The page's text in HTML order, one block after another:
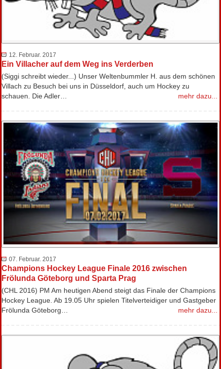
12. Februar. 2017
Ein Villacher auf dem Weg ins Verderben
(Siggi schreibt wieder...) Unser Weltenbummler H. aus dem schönen
Villach zu Besuch bei uns in Düsseldorf, auch um Hockey zu
schauen. Die Adler…
mehr dazu...
07. Februar. 2017
Champions Hockey League Finale 2016 zwischen
Frölunda Göteborg und Sparta Prag
(CHL 2016) PM Am heutigen Abend steigt das Finale der Champions
Hockey League. Ab 19.05 Uhr spielen Titelverteidiger und Gastgeber
Frölunda Göteborg…
mehr dazu...